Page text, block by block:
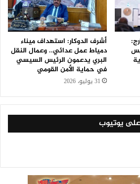
أشرف الدوكار: استهداف ميناء
دمياط عمل عدائي.. وعمال النقل
البري يدعمون الرئيس السيسي
في حماية الأمن القومي
31 يوليو، 2026
على يوتيوب